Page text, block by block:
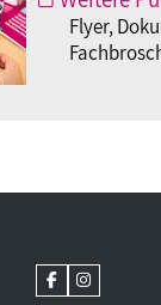
Flyer,